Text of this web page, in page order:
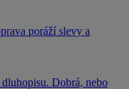
poráží slevy a
Dobrá, nebo